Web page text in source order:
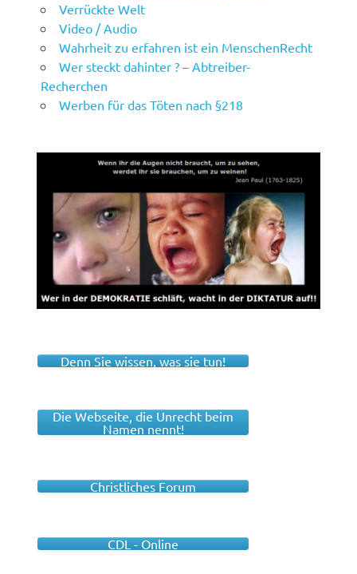
Verrückte Welt
Video / Audio
Wahrheit zu erfahren ist ein MenschenRecht
Wer steckt dahinter ? – Abtreiber-
Recherchen
Werben für das Töten nach §218
Denn Sie wissen, was sie tun!
Die Webseite, die Unrecht beim
Namen nennt!
Christliches Forum
CDL - Online